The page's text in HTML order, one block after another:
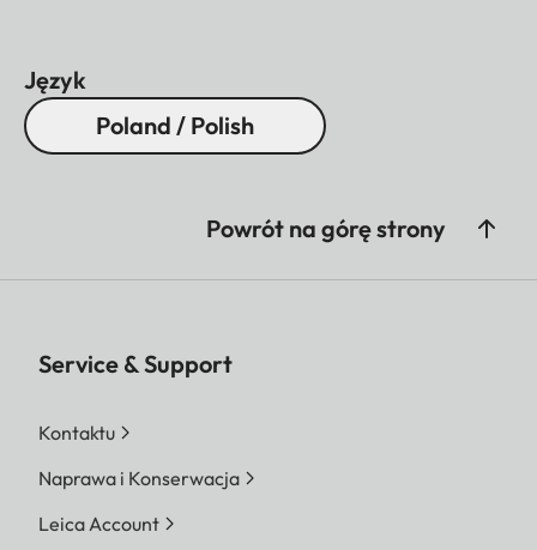
Język
Poland / Polish
Powrót na górę strony
Service & Support
Kontaktu
Naprawa i Konserwacja
Leica Account